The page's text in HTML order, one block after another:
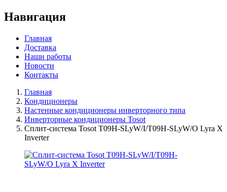
Навигация
Главная
Доставка
Наши работы
Новости
Контакты
Главная
Кондиционеры
Настенные кондиционеры инверторного типа
Инверторные кондиционеры Tosot
Сплит-система Tosot T09H-SLyW/I/T09H-SLyW/O Lyra X
Inverter